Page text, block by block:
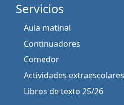
Servicios
Aula matinal
Continuadores
Comedor
Actividades extraescolares
Libros de texto 25/26